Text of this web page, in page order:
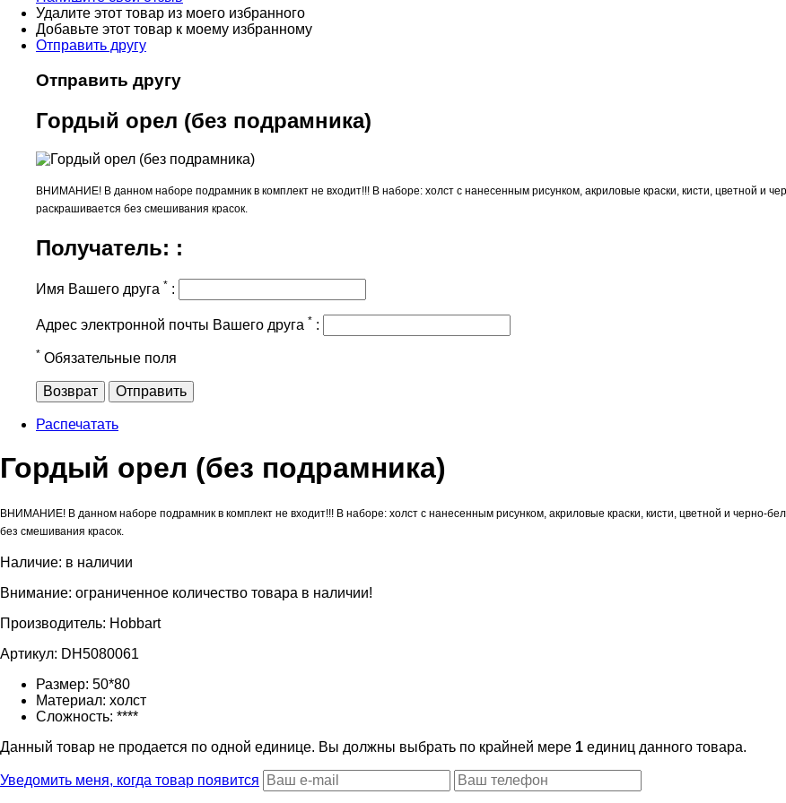
Удалите этот товар из моего избранного
Добавьте этот товар к моему избранному
Отправить другу
Отправить другу
Гордый орел (без подрамника)
ВНИМАНИЕ! В данном наборе подрамник в комплект не входит!!! В наборе: холст с нанесенным рисунком, акриловые краски, кисти, цветной и
раскрашивается без смешивания красок.
Получатель: :
Имя Вашего друга * :
Адрес электронной почты Вашего друга * :
* Обязательные поля
Возврат Отправить
Распечатать
Гордый орел (без подрамника)
ВНИМАНИЕ! В данном наборе подрамник в комплект не входит!!! В наборе: холст с нанесенным рисунком, акриловые краски, кисти, цветной и черно-
без смешивания красок.
Наличие: в наличии
Внимание: ограниченное количество товара в наличии!
Производитель: Hobbart
Артикул: DH5080061
Размер: 50*80
Материал: холст
Сложность: ****
Данный товар не продается по одной единице. Вы должны выбрать по крайней мере 1 единиц данного товара.
Уведомить меня, когда товар появится